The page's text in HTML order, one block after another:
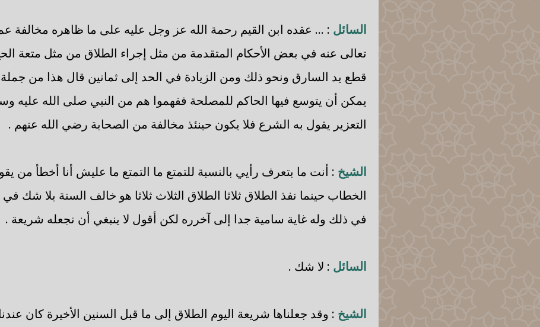
السائل : ... عقده ابن القيم رحمة الله عز وجل عليه على ما ظاهره مخالفة
تعالى عنه في بعض الأحكام المتقدمة من مثل إجراء الطلاق من مثل متعة
قطع يد السارق ونحو ذلك ومن الزيادة في الحد إلى ثمانين قال هذا من جملة
يمكن أن يتوسع فيها الحاكم للمصلحة ففهموا هم من النبي صلى الله عليه
التعزير يقول به الشرع فلا يكون حينئذ مخالفة من الصحابة رضي الله عنهم .
الشيخ : أنت ما بتعرف رأيي بالنسبة للتمتع ما التمتع ما عليش أنا أخطأ من
الخطاب حينما نفذ الطلاق ثلاثا الطلاق الثلاث ثلاثا هو خالف السنة بلا شك
في ذلك وله غاية سامية جدا إلى آخرره لكن أقول لا ينبغي أن نجعله شريعة .
السائل : لا شك .
الشيخ : وقد جعلناها شريعة اليوم الطلاق إلى ما قبل السنين الأخيرة كان